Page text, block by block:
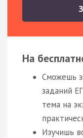
На
Сможешь
заданий
тема на
Изучишь